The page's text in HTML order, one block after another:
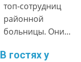
топ-сотрудниц
районной
больницы. Они…
В гостях у